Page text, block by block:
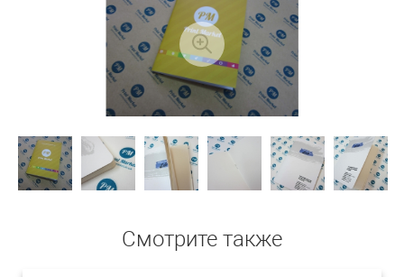
Смотрите также